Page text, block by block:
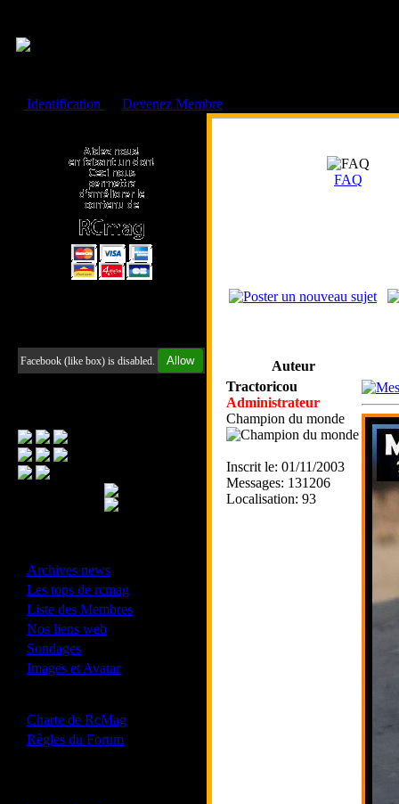
Identification
Devenez Membre
Facebook (like box) is disabled. Allow
Archives news
Les tops de rcmag
Liste des Membres
Nos liens web
Sondages
Images et Avatar
Charte de RcMag
Règles du Forum
FAQ
Auteur
Tractoricou
Administrateur
Champion du monde
Inscrit le: 01/11/2003
Messages: 131206
Localisation: 93